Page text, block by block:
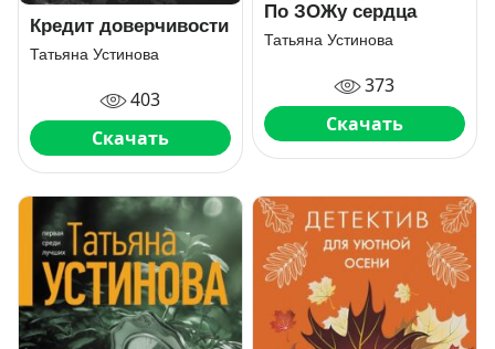
Кредит доверчивости
Татьяна Устинова
403
Скачать
По ЗОЖу сердца
Татьяна Устинова
373
Скачать